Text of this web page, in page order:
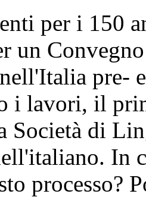
per i 150
un
pre-
i lavori, il
Società di
In
processo?